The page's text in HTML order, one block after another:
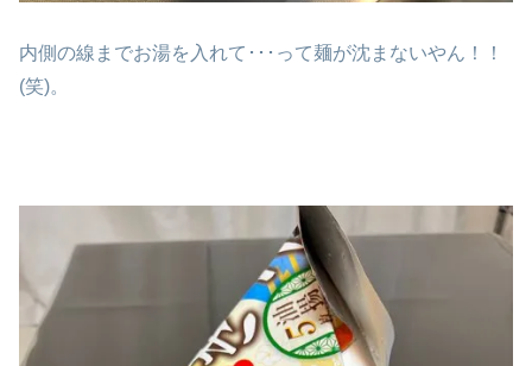
内側の線までお湯を入れて･･･って麺が沈まないやん！！
(笑)。